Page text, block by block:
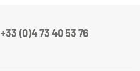
+33 (0)4 73 40 53 76